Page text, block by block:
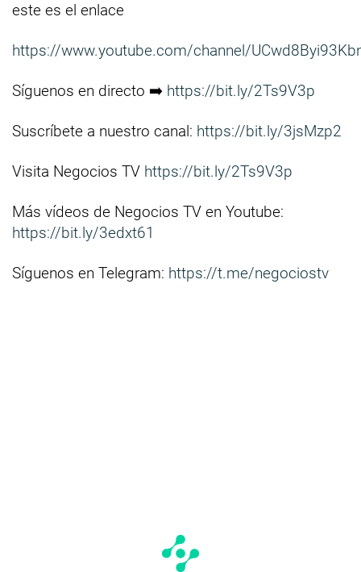
este es el enlace
https://www.youtube.com/channel/
Síguenos en directo ➡️ https://bit.ly/2Ts9V3p
Suscríbete a nuestro canal: https://bit.ly/3jsMzp2
Visita Negocios TV https://bit.ly/2Ts9V3p
Más vídeos de Negocios TV en Youtube:
https://bit.ly/3edxt61
Síguenos en Telegram: https://t.me/negociostv